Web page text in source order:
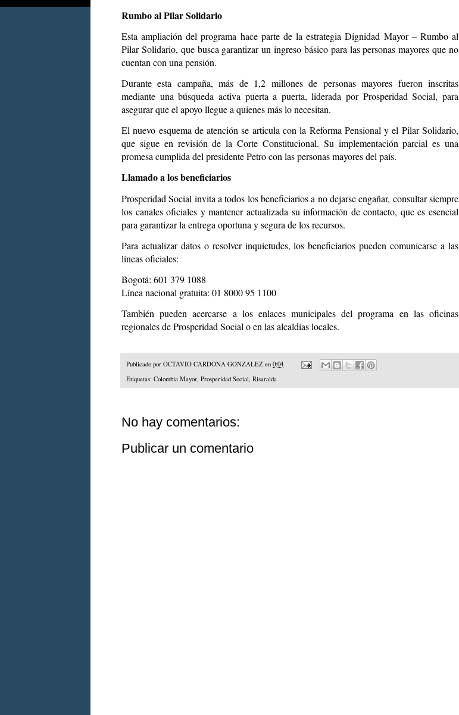
Rumbo al Pilar Solidario
Esta ampliación del programa hace parte de la estrategia Dignidad Mayor – Rumbo al
Pilar Solidario, que busca garantizar un ingreso básico para las personas mayores que no
cuentan con una pensión.
Durante esta campaña, más de 1,2 millones de personas mayores fueron inscritas
mediante una búsqueda activa puerta a puerta, liderada por Prosperidad Social, para
asegurar que el apoyo llegue a quienes más lo necesitan.
El nuevo esquema de atención se articula con la Reforma Pensional y el Pilar Solidario,
que sigue en revisión de la Corte Constitucional. Su implementación parcial es una
promesa cumplida del presidente Petro con las personas mayores del país.
Llamado a los beneficiarios
Prosperidad Social invita a todos los beneficiarios a no dejarse engañar, consultar siempre
los canales oficiales y mantener actualizada su información de contacto, que es esencial
para garantizar la entrega oportuna y segura de los recursos.
Para actualizar datos o resolver inquietudes, los beneficiarios pueden comunicarse a las
líneas oficiales:
Bogotá: 601 379 1088
Línea nacional gratuita: 01 8000 95 1100
También pueden acercarse a los enlaces municipales del programa en las oficinas
regionales de Prosperidad Social o en las alcaldías locales.
Publicado por OCTAVIO CARDONA GONZALEZ en 0:04
Etiquetas: Colombia Mayor Prosperidad Social Risaralda
No hay comentarios:
Publicar un comentario